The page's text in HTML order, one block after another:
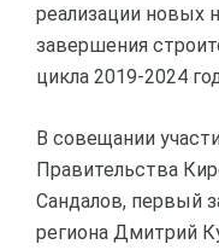
реализации новых
завершения
цикла 2019-2024
В совещании
Правительства
Сандалов, первый
региона Дмитрий